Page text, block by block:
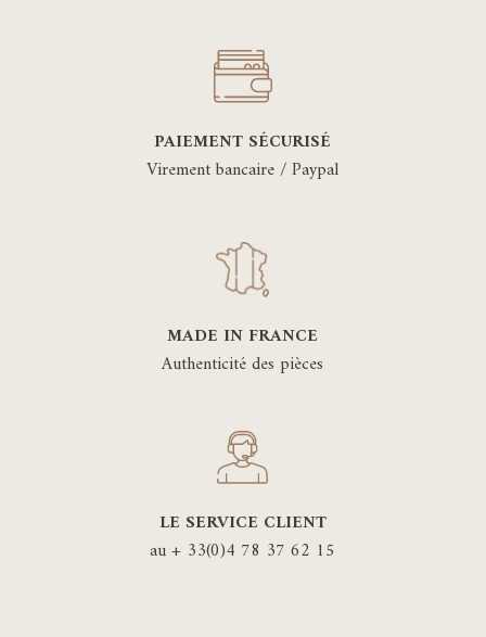
PAIEMENT SÉCURISÉ
Virement bancaire / Paypal
MADE IN FRANCE
Authenticité des pièces
LE SERVICE CLIENT
au + 33(0)4 78 37 62 15